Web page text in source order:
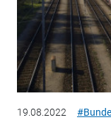
19.08.2022